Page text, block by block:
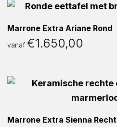
Marrone Extra Ariane Rond
vanaf €1.650,00
Marrone Extra Sienna Recht